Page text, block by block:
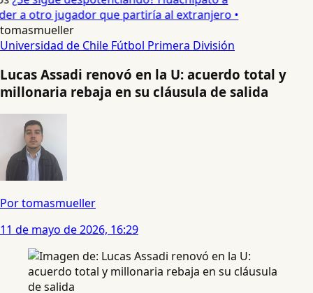
a otro jugador que partiría al extranjero •
tomasmueller
Universidad de Chile Fútbol Primera División
Lucas Assadi renovó en la U: acuerdo total y
millonaria rebaja en su cláusula de salida
Por tomasmueller
11 de mayo de 2026, 16:29